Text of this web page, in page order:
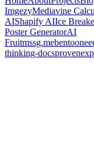
ImgezyMediavine
AIShapify AIIce
Poster GeneratorAI
Fruitmssg.mebentoonee
thinking-docs